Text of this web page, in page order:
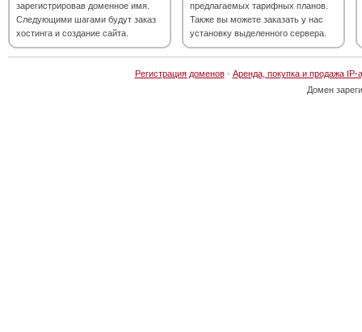
зарегистрировав доменное имя.
Следующими шагами будут заказ
хостинга и создание сайта.
предлагаемых тарифных планов.
Также вы можете заказать у нас
установку выделенного сервера.
Регистрация доменов· Аренда, покупка и продажа IP-
Домен